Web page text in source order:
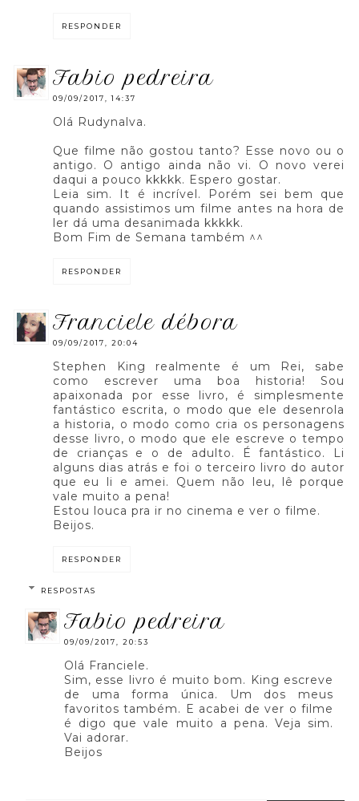
RESPONDER
fabio pedreira
09/09/2017, 14:37
Olá Rudynalva.
Que filme não gostou tanto? Esse novo ou o
antigo. O antigo ainda não vi. O novo verei
daqui a pouco kkkkk. Espero gostar.
Leia sim. It é incrível. Porém sei bem que
quando assistimos um filme antes na hora de
ler dá uma desanimada kkkkk.
Bom Fim de Semana também ^^
RESPONDER
franciele débora
09/09/2017, 20:04
Stephen King realmente é um Rei, sabe
como escrever uma boa historia! Sou
apaixonada por esse livro, é simplesmente
fantástico escrita, o modo que ele desenrola
a historia, o modo como cria os personagens
desse livro, o modo que ele escreve o tempo
de crianças e o de adulto. É fantástico. Li
alguns dias atrás e foi o terceiro livro do autor
que eu li e amei. Quem não leu, lê porque
vale muito a pena!
Estou louca pra ir no cinema e ver o filme.
Beijos.
RESPONDER
RESPOSTAS
fabio pedreira
09/09/2017, 20:53
Olá Franciele.
Sim, esse livro é muito bom. King escreve
de uma forma única. Um dos meus
favoritos também. E acabei de ver o filme
é digo que vale muito a pena. Veja sim.
Vai adorar.
Beijos